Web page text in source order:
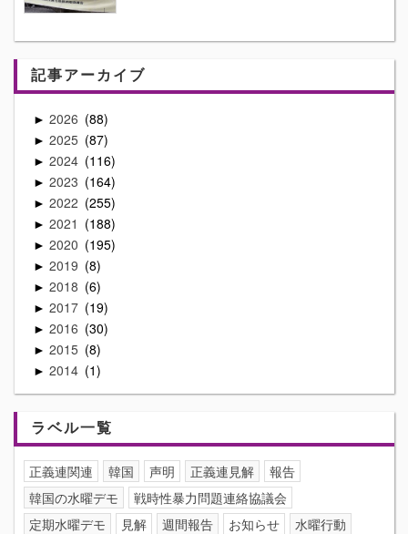
記事アーカイブ
► 2026 88
► 2025 87
► 2024 116
► 2023 164
► 2022 255
► 2021 188
► 2020 195
► 2019 8
► 2018 6
► 2017 19
► 2016 30
► 2015 8
► 2014 1
ラベル一覧
正義連関連 韓国 声明 正義連見解
報告
韓国の水曜デモ
戦時性暴力問題連絡協議会
定期水曜デモ
見解 週間報告 お知らせ
水曜行動